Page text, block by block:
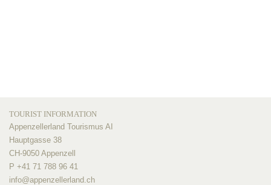
TOURIST INFORMATION
Appenzellerland Tourismus AI
Hauptgasse 38
CH-9050 Appenzell
P +41 71 788 96 41
info@appenzellerland.ch